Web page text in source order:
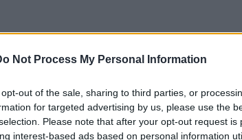
Not Process My Personal Information
out of the sale, sharing to third parties, or
for targeted advertising by us, please use the
Please note that after your opt-out request is
interest-based ads based on personal information